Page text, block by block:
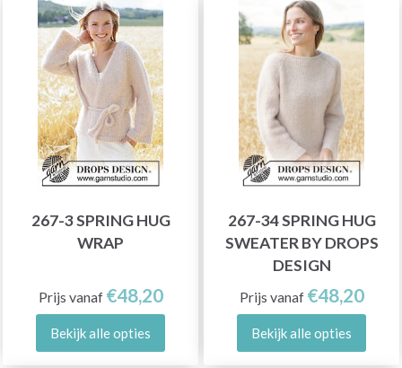
267-3 SPRING HUG
WRAP
Prijs vanaf €48,20
Bekijk alle opties
267-34 SPRING HUG
SWEATER BY DROPS
DESIGN
Prijs vanaf €48,20
Bekijk alle opties